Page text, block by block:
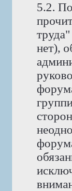
5.2.
нет),